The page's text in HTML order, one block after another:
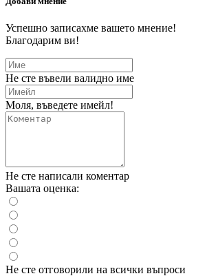
Успешно записахме вашето мнение!
Благодарим ви!
Не сте въвели валидно име
Моля, въведете имейл!
Не сте написали коментар
Вашата оценка:
Не сте отговорили на всички въпроси